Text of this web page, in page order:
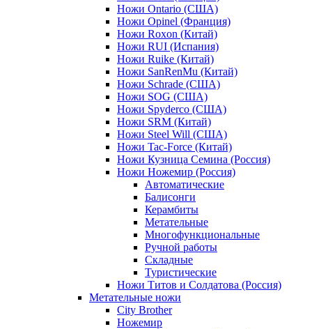
Ножи Ontario (США)
Ножи Opinel (Франция)
Ножи Roxon (Китай)
Ножи RUI (Испания)
Ножи Ruike (Китай)
Ножи SanRenMu (Китай)
Ножи Schrade (США)
Ножи SOG (США)
Ножи Spyderco (США)
Ножи SRM (Китай)
Ножи Steel Will (США)
Ножи Tac-Force (Китай)
Ножи Кузница Семина (Россия)
Ножи Ножемир (Россия)
Автоматические
Балисонги
Керамбиты
Метательные
Многофункциональные
Ручной работы
Складные
Туристические
Ножи Титов и Солдатова (Россия)
Метательные ножи
City Brother
Ножемир